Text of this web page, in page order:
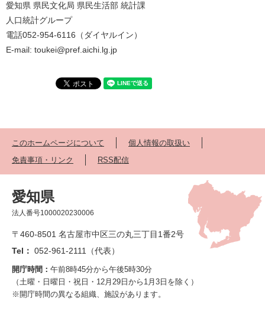
愛知県 県民文化局 県民生活部 統計課
人口統計グループ
電話052-954-6116（ダイヤルイン）
E-mail: toukei@pref.aichi.lg.jp
このホームページについて
個人情報の取扱い
免責事項・リンク
RSS配信
愛知県
法人番号1000020230006
〒460-8501 名古屋市中区三の丸三丁目1番2号
Tel： 052-961-2111（代表）
開庁時間： 午前8時45分から午後5時30分
（土曜・日曜日・祝日・12月29日から1月3日を除く）
※開庁時間の異なる組織、施設があります。